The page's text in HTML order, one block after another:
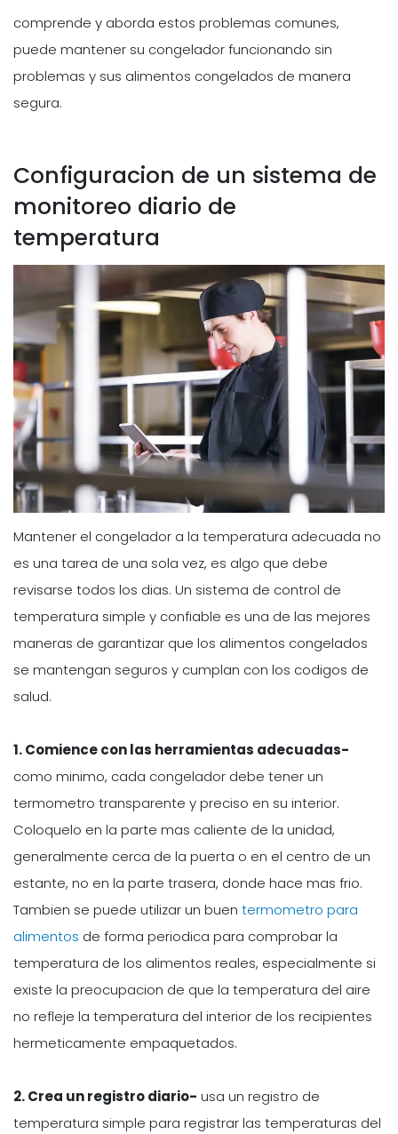
comprende y aborda estos problemas comunes,
puede mantener su congelador funcionando sin
problemas y sus alimentos congelados de manera
segura.
Configuracion de un sistema de
monitoreo diario de
temperatura
Mantener el congelador a la temperatura adecuada no
es una tarea de una sola vez, es algo que debe
revisarse todos los dias. Un sistema de control de
temperatura simple y confiable es una de las mejores
maneras de garantizar que los alimentos congelados
se mantengan seguros y cumplan con los codigos de
salud.
1. Comience con las herramientas adecuadas-
como minimo, cada congelador debe tener un
termometro transparente y preciso en su interior.
Coloquelo en la parte mas caliente de la unidad,
generalmente cerca de la puerta o en el centro de un
estante, no en la parte trasera, donde hace mas frio.
Tambien se puede utilizar un buen termometro para
alimentos de forma periodica para comprobar la
temperatura de los alimentos reales, especialmente si
existe la preocupacion de que la temperatura del aire
no refleje la temperatura del interior de los recipientes
hermeticamente empaquetados.
2. Crea un registro diario- usa un registro de
temperatura simple para registrar las temperaturas del